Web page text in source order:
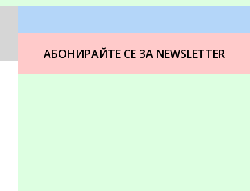
АБОНИРАЙТЕ СЕ ЗА NEWSLETTER